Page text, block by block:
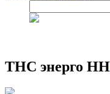
ТНС энерго НН